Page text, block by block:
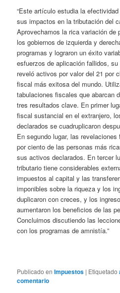
“Este artículo estudia la
sus impactos en la tributación del
Aprovechamos la rica variación de
los gobiernos de izquierda y
programas y lograron un éxito
esfuerzos de aplicación fallidos,
reveló activos por valor del 21 por
fiscal más exitosa del mundo.
tabulaciones fiscales que abarcan
tres resultados clave. En primer
fiscal sustancial en el extranjero,
declarados se cuadruplicaron
En segundo lugar, las
por ciento de las personas más
sus activos declarados. En tercer
tributario tiene considerables
impuestos al capital y las
imponibles sobre la riqueza y los
duplicaron con creces, y los
aumentaron los beneficios de las
Concluimos discutiendo las
con los programas de amnistía.”
Publicado en Impuestos | Etiquetado
comentario